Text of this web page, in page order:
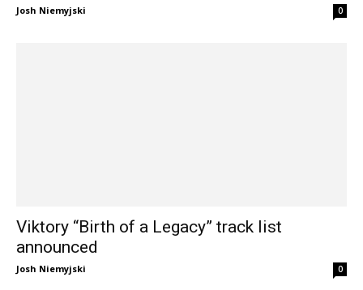
Josh Niemyjski 0
Viktory “Birth of a Legacy” track list
announced
Josh Niemyjski 0